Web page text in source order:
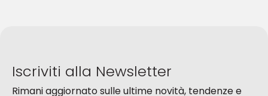
prodotto
Iscriviti alla Newsletter
Rimani aggiornato sulle ultime novità, tendenze e